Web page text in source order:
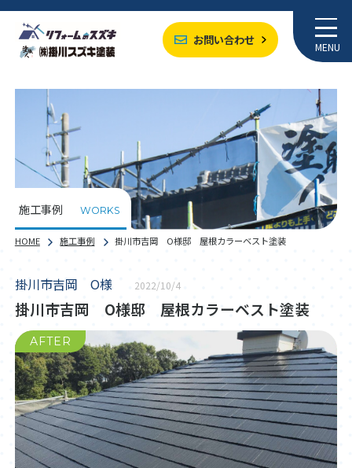
お問い合わせ MENU
施工事例 WORKS
HOME 施工事例 掛川市吉岡 O様邸 屋根カラーベスト塗装
掛川市吉岡 O様 2022/10/4
掛川市吉岡 O様邸 屋根カラーベスト塗装
AFTER